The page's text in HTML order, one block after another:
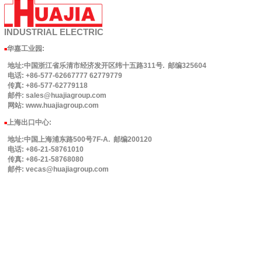
INDUSTRIAL ELECTRIC
■华嘉工业园 :
地址:中国浙江省乐清市经济发开区纬十五路311号. 邮编325604
电话: +86-577-62667777 62779779
传真: +86-577-62779118
邮件: sales@huajiagroup.com
网站: www.huajiagroup.com
■上海出口中心:
地址:中国上海浦东路500号7F-A. 邮编200120
电话: +86-21-58761010
传真: +86-21-58768080
邮件: vecas@huajiagroup.com